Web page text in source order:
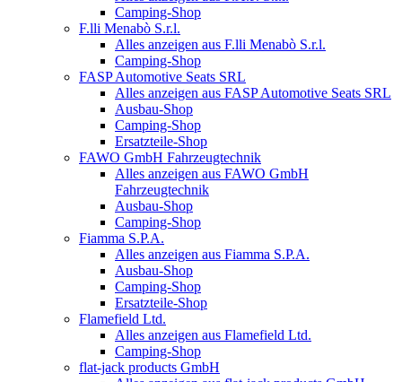
Camping-Shop
F.lli Menabò S.r.l.
Alles anzeigen aus F.lli Menabò S.r.l.
Camping-Shop
FASP Automotive Seats SRL
Alles anzeigen aus FASP Automotive Seats SRL
Ausbau-Shop
Camping-Shop
Ersatzteile-Shop
FAWO GmbH Fahrzeugtechnik
Alles anzeigen aus FAWO GmbH
Fahrzeugtechnik
Ausbau-Shop
Camping-Shop
Fiamma S.P.A.
Alles anzeigen aus Fiamma S.P.A.
Ausbau-Shop
Camping-Shop
Ersatzteile-Shop
Flamefield Ltd.
Alles anzeigen aus Flamefield Ltd.
Camping-Shop
flat-jack products GmbH